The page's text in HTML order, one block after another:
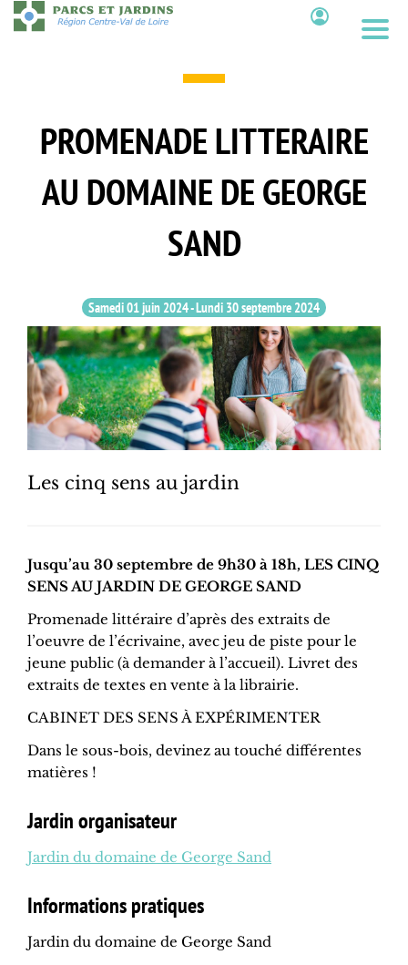
Aller
au
PROMENADE LITTERAIRE
AU DOMAINE DE GEORGE
SAND
Samedi 01 juin 2024-Lundi 30 septembre 2024
Les cinq sens au jardin
Jusqu’au 30 septembre de 9h30 à 18h, LES CINQ
SENS AU JARDIN DE GEORGE SAND
Promenade littéraire d’après des extraits de
l’oeuvre de l’écrivaine, avec jeu de piste pour le
jeune public (à demander à l’accueil). Livret des
extraits de textes en vente à la librairie.
CABINET DES SENS À EXPÉRIMENTER
Dans le sous-bois, devinez au touché différentes
matières !
Jardin organisateur
Jardin du domaine de George Sand
Informations pratiques
Jardin du domaine de George Sand